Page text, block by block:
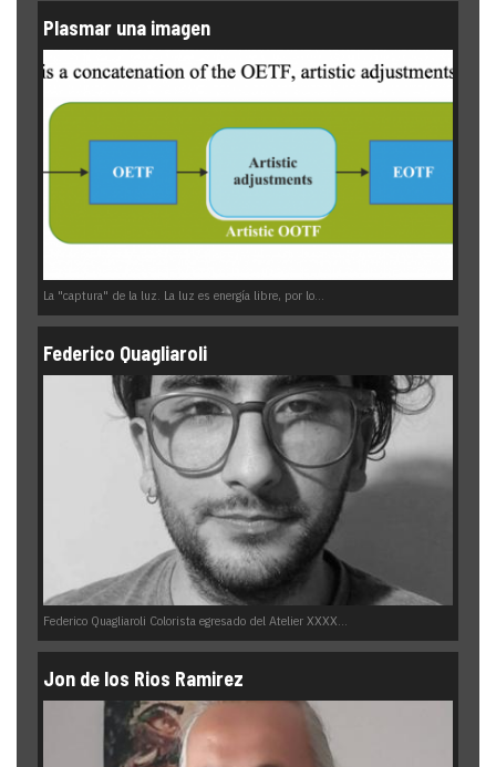
Plasmar una imagen
La "captura" de la luz. La luz es energía libre, por lo...
Federico Quagliaroli
Federico Quagliaroli Colorista egresado del Atelier XXXX...
Jon de los Rios Ramirez